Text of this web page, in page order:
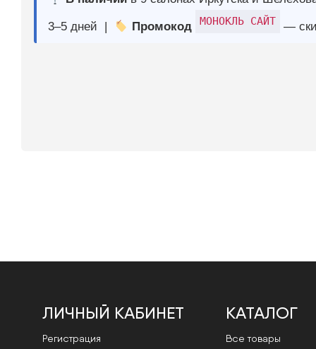
ЛИЧНЫЙ КАБИНЕТ
Регистрация
КАТАЛОГ
Все товары